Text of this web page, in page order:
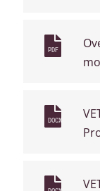
PDF
DOCX